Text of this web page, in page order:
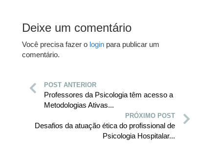
Deixe um comentário
Você precisa fazer o login para publicar um
comentário.
POST ANTERIOR
Professores da Psicologia têm acesso a
Metodologias Ativas...
PRÓXIMO POST
Desafios da atuação ética do profissional de
Psicologia Hospitalar...